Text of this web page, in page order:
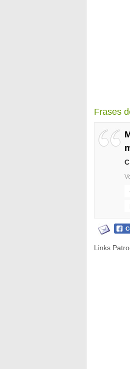
Frases
Links